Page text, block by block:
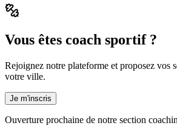
Vous êtes coach sportif ?
Rejoignez notre plateforme et proposez vos
votre ville.
Je m'inscris
Ouverture prochaine de notre section